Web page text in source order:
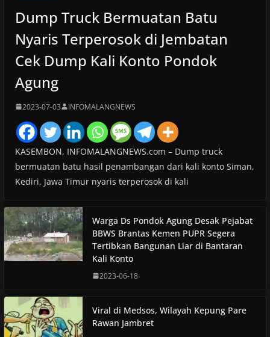
Dump Truck Bermuatan Batu
Nyaris Terperosok di Jembatan
Cek Dump Kali Konto Pondok
Agung
2023-07-03 INFOMALANGNEWS
KASEMBON, INFOMALANGNEWS.com – Dump truck
bermuatan batu hasil penambangan dari kali konto Siman,
Kediri, Jawa Timur nyaris terperosok di kali
Warga Ds Pondok Agung Desak Pejabat
BBWS Brantas Kemen PUPR Segera
Tertibkan Bangunan Liar di Bantaran
Kali Konto
2023-06-18
Viral di Medsos, Wilayah Kepung Pare
Rawan Jambret